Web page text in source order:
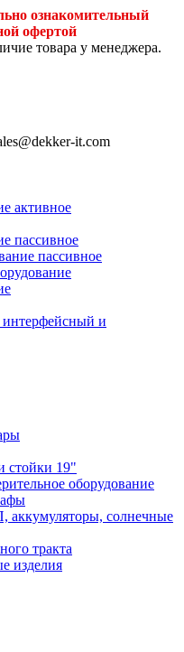
ознакомительный
офертой
товара у менеджера.
it.com
активное
пассивное
пассивное
и
19"
оборудование
аккумуляторы, солнечные
тракта
изделия